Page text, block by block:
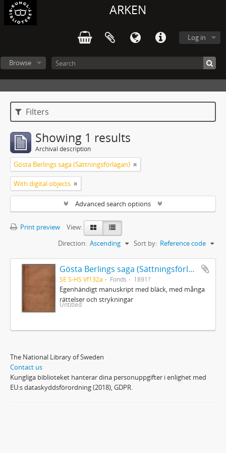
ARKEN
Log in
Browse
Filters
Showing 1 results
Archival description
Gösta Berlings saga (Sättningsförlagan)
With digital objects
Advanced search options
Print preview
View:
Sort by: Reference code
Direction: Ascending
Gösta Berlings saga (Sättningsförlagan)
SE S-HS Vf132a Fonds 1891?
Egenhändigt manuskript med bläck, med många
rättelser och strykningar
Untitled
The National Library of Sweden
Contact us
Kungliga biblioteket hanterar dina personuppgifter i enlighet med
EU:s dataskyddsförordning (2018), GDPR.